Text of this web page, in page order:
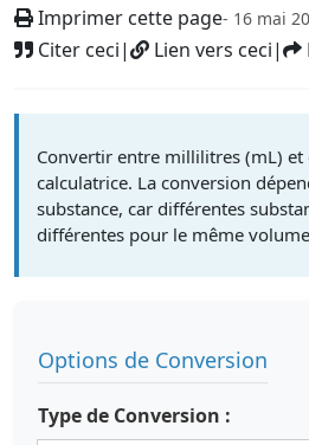
Imprimer cette page- 16 mai
Citer ceci| Lien vers ceci|
Convertir entre millilitres (mL) et
calculatrice. La conversion
substance, car différentes
différentes pour le même
Options de Conversion
Type de Conversion :